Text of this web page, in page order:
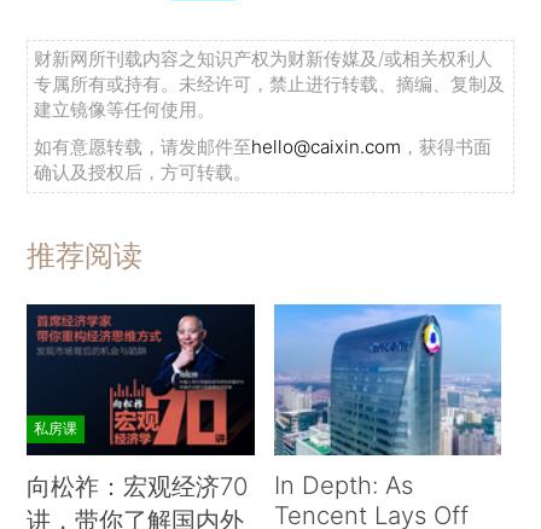
财新网所刊载内容之知识产权为财新传媒及/或相关权利人
专属所有或持有。未经许可，禁止进行转载、摘编、复制及
建立镜像等任何使用。
如有意愿转载，请发邮件至hello@caixin.com ，获得书面
确认及授权后，方可转载。
推荐阅读
私房课
向松祚：宏观经济70
讲，带你了解国内外
In Depth: As
Tencent Lays Off